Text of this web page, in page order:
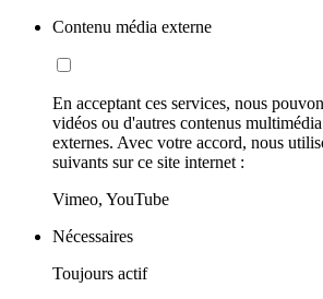
Contenu média externe
En acceptant ces services, nous
vidéos ou d'autres contenus
externes. Avec votre accord, nous
suivants sur ce site internet :
Vimeo, YouTube
Nécessaires
Toujours actif